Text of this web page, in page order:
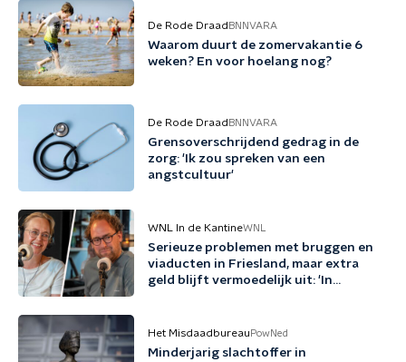
De Rode Draad BNNVARA
Waarom duurt de zomervakantie 6
weken? En voor hoelang nog?
De Rode Draad BNNVARA
Grensoverschrijdend gedrag in de
zorg: 'Ik zou spreken van een
angstcultuur'
WNL In de KantineWNL
Serieuze problemen met bruggen en
viaducten in Friesland, maar extra
geld blijft vermoedelijk uit: 'In
Het Misdaadbureau PowNed
Minderjarig slachtoffer in